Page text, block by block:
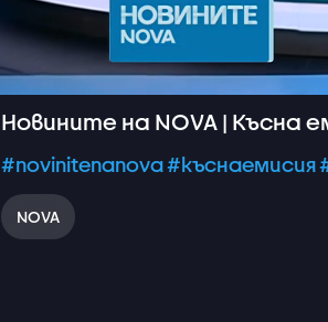
Новините на NOVA | Късна
#novinitenanova#къснаемисия
NOVA